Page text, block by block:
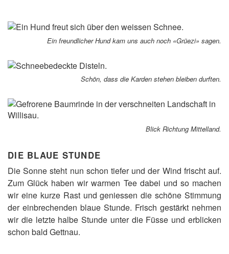
Ein freundlicher Hund kam uns auch noch «Grüezi» sagen.
Schön, dass die Karden stehen bleiben durften.
Blick Richtung Mittelland.
DIE BLAUE STUNDE
Die Sonne steht nun schon tiefer und der Wind frischt auf.
Zum Glück haben wir warmen Tee dabei und so machen
wir eine kurze Rast und geniessen die schöne Stimmung
der einbrechenden blaue Stunde. Frisch gestärkt nehmen
wir die letzte halbe Stunde unter die Füsse und erblicken
schon bald Gettnau.